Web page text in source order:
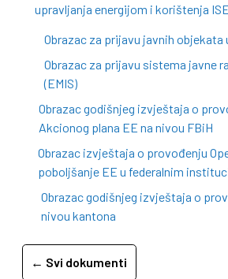
upravljanja energijom i korištenja
Obrazac za prijavu javnih objekata
Obrazac za prijavu sistema javne
(EMIS)
Obrazac godišnjeg izvještaja o
Akcionog plana EE na nivou FBiH
Obrazac izvještaja o provođenju
poboljšanje EE u federalnim
Obrazac godišnjeg izvještaja o
nivou kantona
← Svi dokumenti